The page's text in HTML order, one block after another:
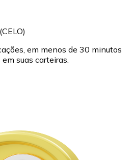
em menos de 30 minutos
suas carteiras.